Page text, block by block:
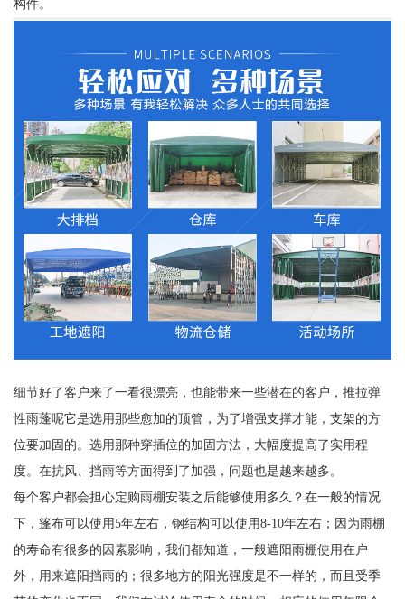
构件。
细节好了客户来了一看很漂亮，也能带来一些潜在的客户，推拉弹
性雨蓬呢它是选用那些愈加的顶管，为了增强支撑才能，支架的方
位要加固的。选用那种穿插位的加固方法，大幅度提高了实用程
度。在抗风、挡雨等方面得到了加强，问题也是越来越多。
每个客户都会担心定购雨棚安装之后能够使用多久？在一般的情况
下，篷布可以使用5年左右，钢结构可以使用8-10年左右；因为雨棚
的寿命有很多的因素影响，我们都知道，一般遮阳雨棚使用在户
外，用来遮阳挡雨的；很多地方的阳光强度是不一样的，而且受季